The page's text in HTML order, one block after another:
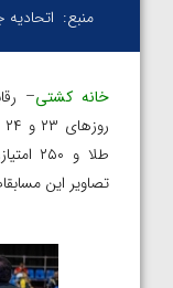
منبع:
خانه کشتی–
طلا
تصاویر این